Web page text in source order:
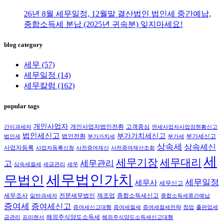
26년 8월 세무일정, 12월말 결산법인 법인세 중간예납,
종합소득세 분납 (2025년 귀속분) 잊지마세요!
blog category
세무 (57)
세무일정 (14)
세무칼럼 (162)
popular tags
간이과세자 개인사업자 개인사업자법인전환 고객중심 면세사업자사업장현황신고
법인세
법인세신고 법인전환 부가가치세 부가가치세신고 부가세
부가세신고
사업자등록 사업자등록신청 사전증여재산 사전증여재산조회 상속세 상속세신
고 상속세절세 세금관리 세무 세무관리 세무기장세무대리 세
무법인 세무법인가치 세무사 세무신고 세무일정
세무조사 일반과세자 전문세무법인 제조업 종합소득세신고 종합소득세중간예납
증여세 증여세신고 증여세신고대행 증여세절세 증여세절세전략 창업 출판업세
금관리
프리랜서 해외주식양도소득세 해외주식양도소득세신고대행